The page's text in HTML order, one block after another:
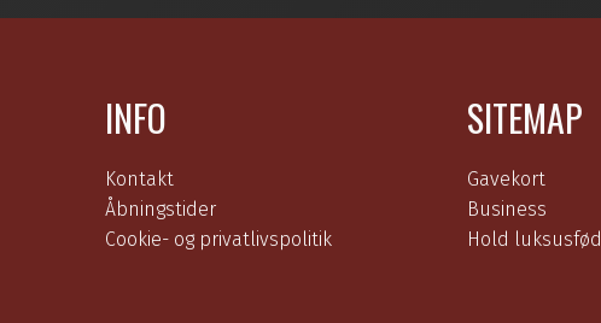
INFO
Kontakt
Åbningstider
Cookie- og privatlivspolitik
SITEMAP
Gavekort
Business
Hold